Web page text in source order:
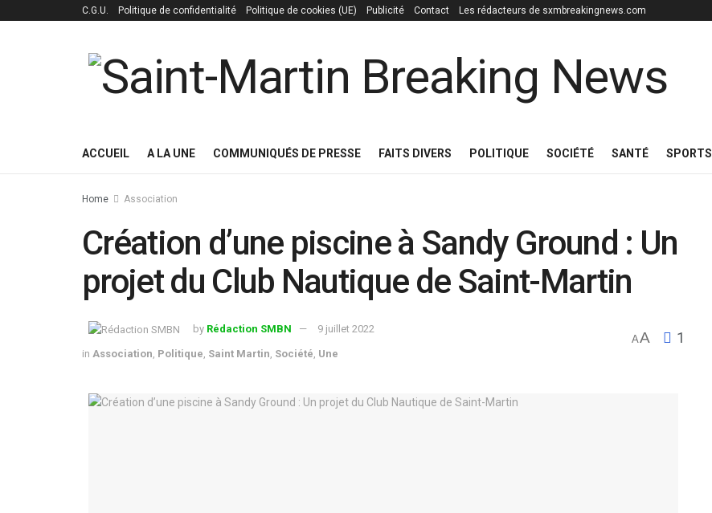
C.G.U. Politique de confidentialité Politique de cookies (UE) Publicité Contact Les rédacteurs de sxmbreakingnews.com
ACCUEIL A LA UNE COMMUNIQUÉS DE PRESSE FAITS DIVERS POLITIQUE SOCIÉTÉ SANTÉ SPORTS
Home Association
Création d’une piscine à Sandy Ground : Un
projet du Club Nautique de Saint-Martin
by Rédaction SMBN 9 juillet 2022
in Association Politique Saint Martin Société Une
AA 1